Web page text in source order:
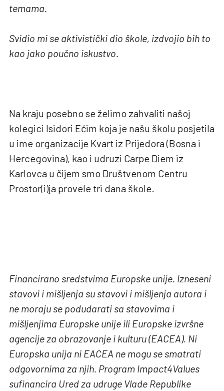
temama.
Svidio mi se aktivistički dio škole, izdvojio bih to
kao jako poučno iskustvo.
Na kraju posebno se želimo zahvaliti našoj
kolegici Isidori Ećim koja je našu školu posjetila
u ime organizacije Kvart iz Prijedora (Bosna i
Hercegovina), kao i udruzi Carpe Diem iz
Karlovca u čijem smo Društvenom Centru
Prostor(i)ja provele tri dana škole.
Financirano sredstvima Europske unije. Izneseni
stavovi i mišljenja su stavovi i mišljenja autora i
ne moraju se podudarati sa stavovima i
mišljenjima Europske unije ili Europske izvršne
agencije za obrazovanje i kulturu (EACEA). Ni
Europska unija ni EACEA ne mogu se smatrati
odgovornima za njih. Program Impact4Values
sufinancira Ured za udruge Vlade Republike